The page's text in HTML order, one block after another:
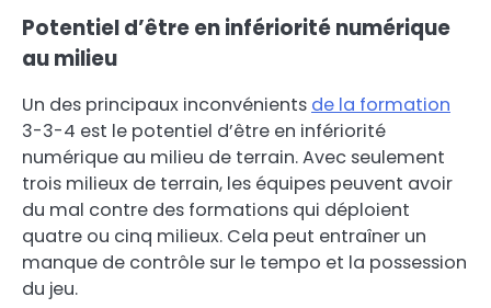
Potentiel d’être en infériorité numérique
au milieu
Un des principaux inconvénients de la formation
3-3-4 est le potentiel d’être en infériorité
numérique au milieu de terrain. Avec seulement
trois milieux de terrain, les équipes peuvent avoir
du mal contre des formations qui déploient
quatre ou cinq milieux. Cela peut entraîner un
manque de contrôle sur le tempo et la possession
du jeu.